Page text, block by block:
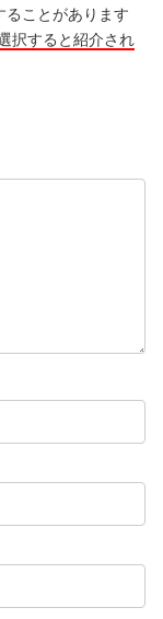
ることがあります
択すると紹介され